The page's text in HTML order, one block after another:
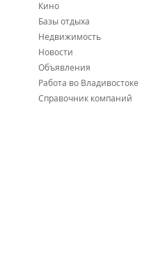
Кино
Базы отдыха
Недвижимость
Новости
Объявления
Работа во Владивостоке
Справочник компаний